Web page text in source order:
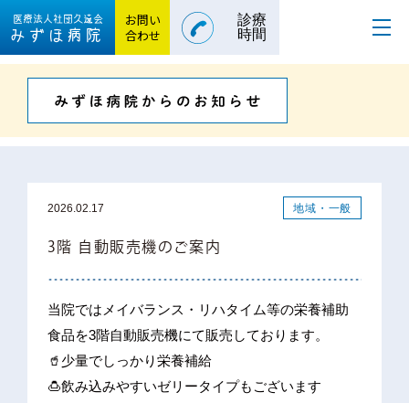
医療法人社団久遠会
みずほ病院
お問い
合わせ
診療
時間
2026.02.17 地域・一般
3階 自動販売機のご案内
当院ではメイバランス・リハタイム等の栄養補助
食品を3階自動販売機にて販売しております。
🥤少量でしっかり栄養補給
🍮飲み込みやすいゼリータイプもございます